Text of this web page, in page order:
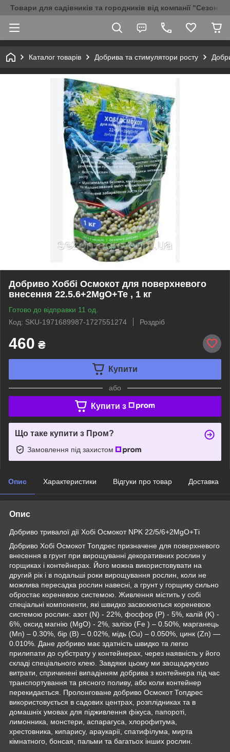
Товари для садівників та городників від компанії "Сезон
Каталог товарів Добрива та стимулятори росту
Добриво Хоббі Осмокот для поверхневого
внесення 22.5.6+2MgO+Те , 1 кг
Готово до відправки 11 од.
Код: SKU-1971689987-1727551274
Роздріб
460 ₴
Купити
або
Купити з
Що таке купити з Пром?
Замовлення під захистом
Опис Характеристики Відгуки про товар Доставка
Опис
Добриво тривалої дії Хобі Осмокот NPK 22/5/6+2MgO+Ті
Добриво Хобі Осмокот Топдрес призначене для поверхневого
внесення в грунт при вирощуванні декоративних рослин у
горщиках і контейнерах. Його можна використовувати на
другий рік і в подальші роки вирощування рослин, коли не
можлива пересадка рослин навесні, а грунт у горщику сильно
обростає кореневою системою. Живлення містить у собі
спеціальні компоненти, які швидко засвоюються кореневою
системою рослин: азот (N) - 22%, фосфор (P) - 5%, калій (K) -
6%, оксид магнію (MgO) - 2%, залізо (Fe ) – 0.50%, марганець
(Mn) – 0.30%, бір (B) – 0.02%, мідь (Cu) – 0.050%, цинк (Zn) —
0.010%. Дане добриво має здатність швидко та легко
прилипати до субстрату у контейнерах, через наявність у його
складі спеціального клею. Завдяки цьому ми заощаджуємо
витрати, спричинені випадінням добрива з контейнера під час
транспортування та рясного поливу, або коли контейнер
перекидається. Пролонговане добриво Осмокот Топдрес
використовується в садових центрах, розплідниках та в
домашніх умовах для підживлення фікуса, папороті,
лимонника, монстери, аспарагуса, хлорофитума,
хрестовника, кипарису, араукарії, спатифілума, мирта
кімнатного, бонсая, пальми та багатьох інших рослин.